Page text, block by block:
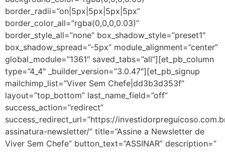
border_radii=”on|5px|5px|5px|5px”
border_color_all=”rgba(0,0,0,0.03)”
border_style_all=”none” box_shadow_style=”preset1″
box_shadow_spread=”-5px” module_alignment=”center”
global_module=”1361″ saved_tabs=”all”][et_pb_column
type=”4_4″ _builder_version=”3.0.47″][et_pb_signup
mailchimp_list=”Viver Sem Chefe|dd3b3d353f”
layout=”top_bottom” last_name_field=”off”
success_action=”redirect”
success_redirect_url=”https://
assinatura-newsletter/” title=”Assine a Newsletter de
Viver Sem Chefe” button_text=”ASSINAR” description=”